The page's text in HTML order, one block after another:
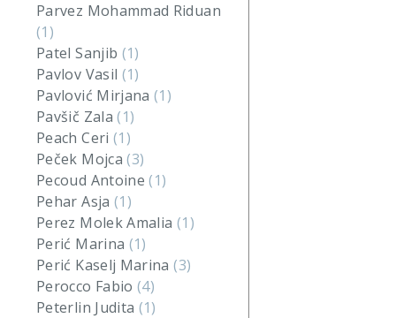
Parvez Mohammad Riduan
(1)
Patel Sanjib (1)
Pavlov Vasil (1)
Pavlović Mirjana(1)
Pavšič Zala(1)
Peach Ceri (1)
Peček Mojca(3)
Pecoud Antoine(1)
Pehar Asja (1)
Perez Molek Amalia (1)
Perić Marina (1)
Perić Kaselj Marina(3)
Perocco Fabio(4)
Peterlin Judita (1)